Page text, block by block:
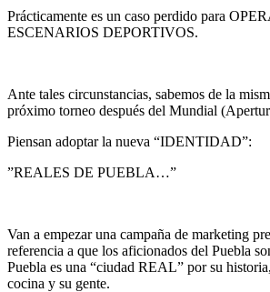
Prácticamente es un caso perdido para
ESCENARIOS DEPORTIVOS.
Ante tales circunstancias, sabemos de la
próximo torneo después del Mundial
Piensan adoptar la nueva “IDENTIDAD”:
”REALES DE PUEBLA…”
Van a empezar una campaña de marketing
referencia a que los aficionados del Puebla
Puebla es una “ciudad REAL” por su
cocina y su gente.